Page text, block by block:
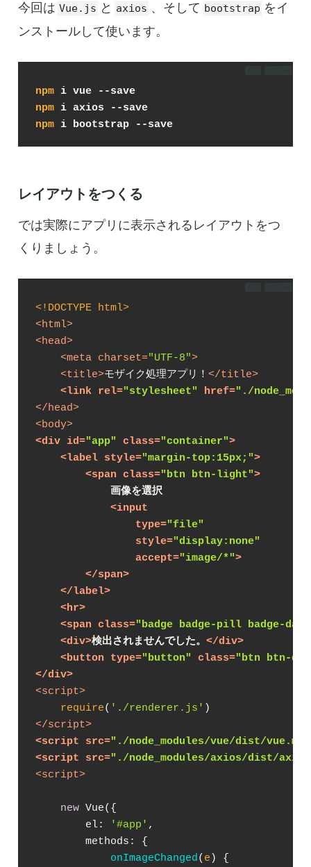
今回は Vue.js と axios 、そして bootstrap をイ
ンストールして使います。
npm
npm
npm i bootstrap --save
レイアウトをつくる
では実際にアプリに表示されるレイアウトをつ
くりましょう。
<!DOCTYPE html>
<html>
<head>
<meta charset="UTF-8">
<title>モザイク処理アプリ！</title>
<link rel="stylesheet" href="./
</head>
<body>
<div id="app" class="container">
<label style="margin-top:15px;">
<span class="btn btn-light">
            画像を選択
<input
type="file"
style="display:none"
accept="image/*">
</span>
</label>
<hr>
<span class="badge badge-pill badge-
<div>検出されませんでした。</div>
<button type="button" class="btn btn-
</div>
<script>
require( './renderer.js'
</script>
<script src="./node_modules/vue/dist/
<script src="./node_modules/axios/dist/
<script>
new Vue({
el: '#app' ,
methods : {
onImageChanged (e)
{